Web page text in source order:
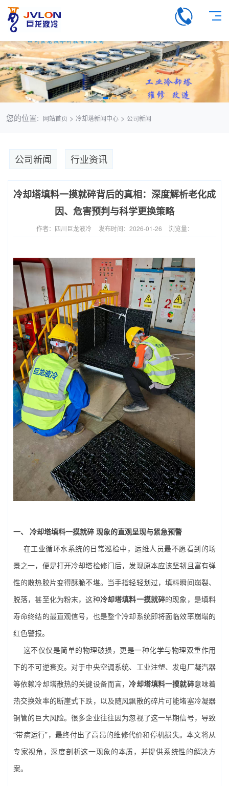
您的位置: 网站首页 > 冷却塔新闻中心> 公司新闻
公司新闻 行业资讯
冷却塔填料一摸就碎背后的真相：深度解析老化成
因、危害预判与科学更换策略
作者：四川巨龙液冷 发布时间：2026-01-26 浏览量：
一、 冷却塔填料一摸就碎 现象的直观呈现与紧急预警
在工业循环水系统的日常巡检中，运维人员最不愿看到的场
景之一，便是打开冷却塔检修门后，发现原本应该坚韧且富有弹
性的散热胶片变得酥脆不堪。当手指轻轻划过，填料瞬间崩裂、
脱落，甚至化为粉末，这种冷却塔填料一摸就碎的现象，是填料
寿命终结的最直观信号，也是整个冷却系统即将面临效率崩塌的
红色警报。
这不仅仅是简单的物理破损，更是一种化学与物理双重作用
下的不可逆衰变。对于中央空调系统、工业注塑、发电厂凝汽器
等依赖冷却塔散热的关键设备而言，冷却塔填料一摸就碎意味着
热交换效率的断崖式下跌，以及随风飘散的碎片可能堵塞冷凝器
铜管的巨大风险。很多企业往往因为忽视了这一早期信号，导致
“带病运行”，最终付出了高昂的维修代价和停机损失。本文将从
专家视角，深度剖析这一现象的本质，并提供系统性的解决方
案。